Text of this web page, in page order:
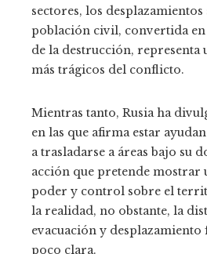
sectores, los
población civil, convertida
de la destrucción, representa
más trágicos del conflicto.
Mientras tanto, Rusia ha
en las que afirma estar
a trasladarse a áreas bajo su
acción que pretende mostrar
poder y control sobre el
la realidad, no obstante, la
evacuación y
poco clara.